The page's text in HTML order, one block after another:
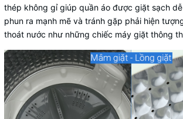
thép không gỉ giúp quần áo được giặt sạch
phun ra mạnh mẽ và tránh gặp phải hiện
thoát nước như những chiếc máy giặt thông